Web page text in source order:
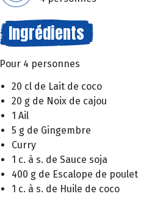
Ingrédients
Pour 4 personnes
20 cl de Lait de coco
20 g de Noix de cajou
1 Ail
5 g de Gingembre
Curry
1 c. à s. de Sauce soja
400 g de Escalope de poulet
1 c. à s. de Huile de coco